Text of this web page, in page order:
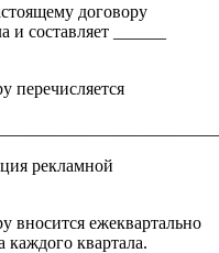
договору
составляет ______
перечисляется
рекламной
вносится ежеквартально
каждого квартала.